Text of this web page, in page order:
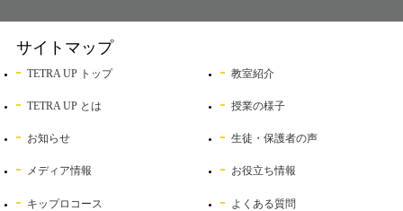
サイトマップ
TETRA UP トップ
TETRA UP とは
お知らせ
メディア情報
キップロコース
教室紹介
授業の様子
生徒・保護者の声
お役立ち情報
よくある質問